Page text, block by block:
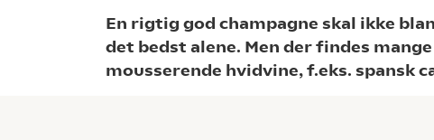
En rigtig god champagne skal ikke
det bedst alene. Men der findes
mousserende hvidvine, f.eks. spansk